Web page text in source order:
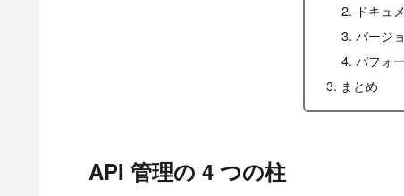
ドキュ
バージ
パフォ
まとめ
API 管理の 4 つの柱